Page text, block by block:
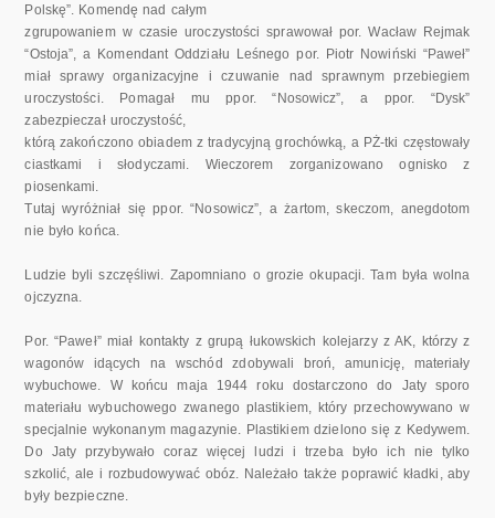
Polskę”. Komendę nad całym
zgrupowaniem w czasie uroczystości sprawował por. Wacław Rejmak
“Ostoja”, a Komendant Oddziału Leśnego por. Piotr Nowiński “Paweł”
miał sprawy organizacyjne i czuwanie nad sprawnym przebiegiem
uroczystości. Pomagał mu ppor. “Nosowicz”, a ppor. “Dysk”
zabezpieczał uroczystość,
którą zakończono obiadem z tradycyjną grochówką, a PŻ-tki częstowały
ciastkami i słodyczami. Wieczorem zorganizowano ognisko z
piosenkami.
Tutaj wyróżniał się ppor. “Nosowicz”, a żartom, skeczom, anegdotom
nie było końca.
Ludzie byli szczęśliwi. Zapomniano o grozie okupacji. Tam była wolna
ojczyzna.
Por. “Paweł” miał kontakty z grupą łukowskich kolejarzy z AK, którzy z
wagonów idących na wschód zdobywali broń, amunicję, materiały
wybuchowe. W końcu maja 1944 roku dostarczono do Jaty sporo
materiału wybuchowego zwanego plastikiem, który przechowywano w
specjalnie wykonanym magazynie. Plastikiem dzielono się z Kedywem.
Do Jaty przybywało coraz więcej ludzi i trzeba było ich nie tylko
szkolić, ale i rozbudowywać obóz. Należało także poprawić kładki, aby
były bezpieczne.